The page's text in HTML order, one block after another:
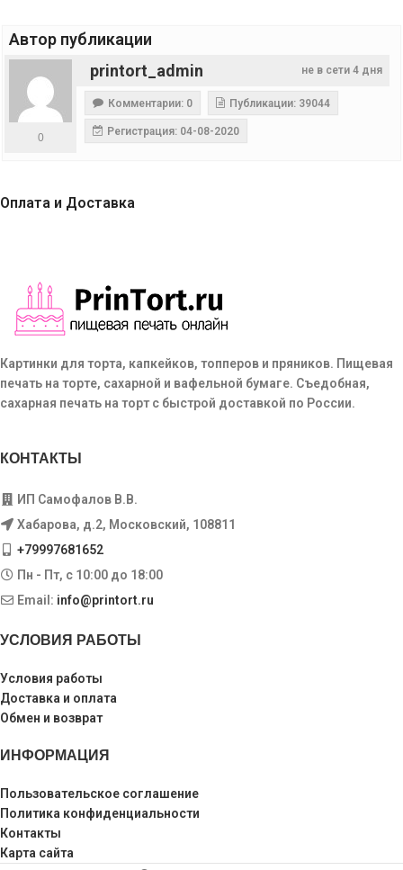
Автор публикации
не в сети 4 дня
printort_admin
0
Комментарии: 0 Публикации: 39044
Регистрация: 04-08-2020
Оплата и Доставка
Картинки для торта, капкейков, топперов и пряников. Пищевая
печать на торте, сахарной и вафельной бумаге. Съедобная,
сахарная печать на торт с быстрой доставкой по России.
КОНТАКТЫ
ИП Самофалов В.В.
Хабарова, д.2, Московский, 108811
+79997681652
Пн - Пт, с 10:00 до 18:00
Email: info@printort.ru
УСЛОВИЯ РАБОТЫ
Условия работы
Доставка и оплата
Обмен и возврат
ИНФОРМАЦИЯ
Пользовательское соглашение
Политика конфиденциальности
Контакты
Карта сайта